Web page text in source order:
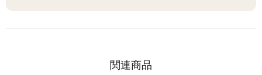
関連商品